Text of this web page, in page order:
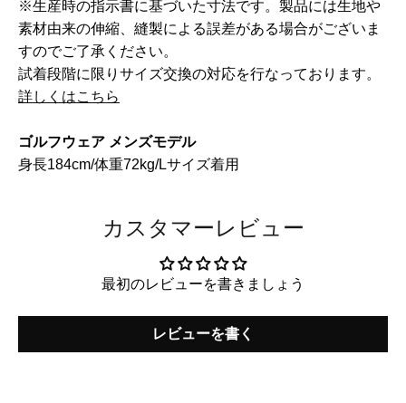
※生産時の指示書に基づいた寸法です。製品には生地や
素材由来の伸縮、縫製による誤差がある場合がございま
すのでご了承ください。
試着段階に限りサイズ交換の対応を行なっております。
詳しくはこちら
ゴルフウェア メンズモデル
身長184cm/体重72kg/Lサイズ着用
カスタマーレビュー
最初のレビューを書きましょう
レビューを書く